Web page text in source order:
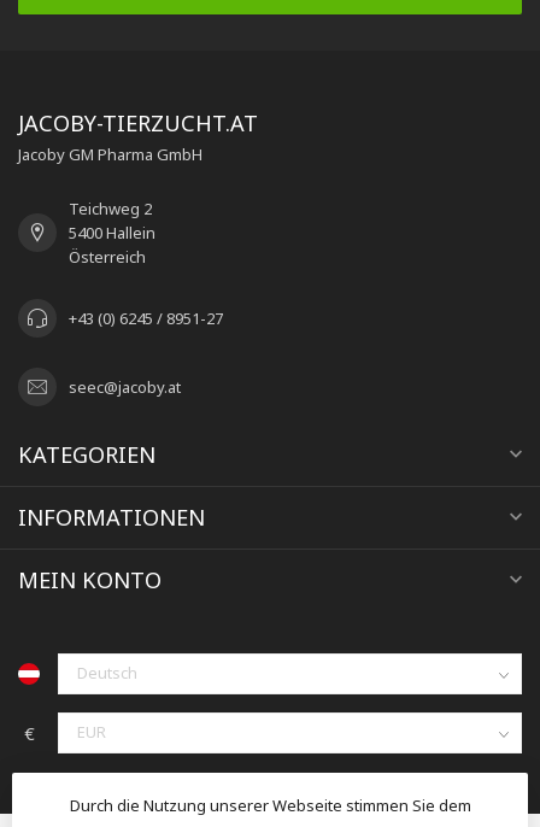
JACOBY-TIERZUCHT.AT
Jacoby GM Pharma GmbH
Teichweg 2
5400 Hallein
Österreich
+43 (0) 6245 / 8951-27
seec@jacoby.at
KATEGORIEN
INFORMATIONEN
MEIN KONTO
€
Durch die Nutzung unserer Webseite stimmen Sie dem